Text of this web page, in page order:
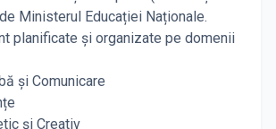
Ministerul Educației Naționale.
planificate și organizate pe domenii
și Comunicare
și Creativ